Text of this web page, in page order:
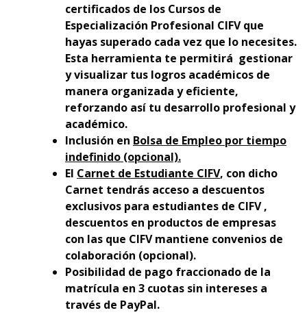
certificados de los Cursos de
Especialización Profesional CIFV que
hayas superado cada vez que lo necesites.
Esta herramienta te permitirá gestionar
y visualizar tus logros académicos de
manera organizada y eficiente,
reforzando así tu desarrollo profesional y
académico.
Inclusión en Bolsa de Empleo por tiempo
indefinido (opcional).
El Carnet de Estudiante CIFV, con dicho
Carnet tendrás acceso a descuentos
exclusivos para estudiantes de CIFV ,
descuentos en productos de empresas
con las que CIFV mantiene convenios de
colaboración (opcional).
Posibilidad de pago fraccionado de la
matrícula en 3 cuotas sin intereses a
través de PayPal.